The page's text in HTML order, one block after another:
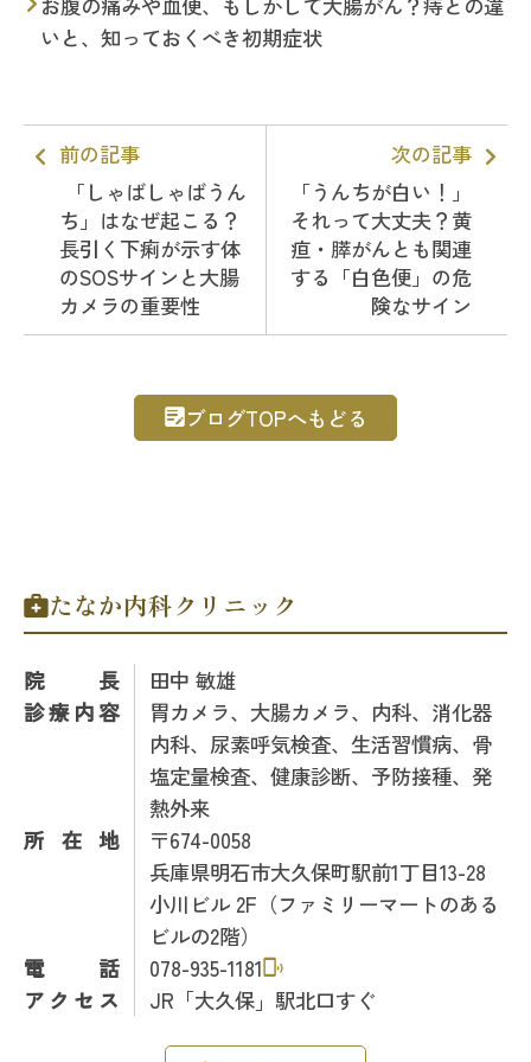
いと、知っておくべき初期症状
前の記事
「しゃばしゃばうん
ち」はなぜ起こる？
長引く下痢が示す体
のSOSサインと大腸
カメラの重要性
次の記事
「うんちが白い！」
それって大丈夫？黄
疸・膵がんとも関連
する「白色便」の危
険なサイン
ブログTOPへもどる
たなか内科クリニック
院長
田中 敏雄
診療内容
胃カメラ、大腸カメラ、内科、消化器
内科、尿素呼気検査、生活習慣病、骨
塩定量検査、健康診断、予防接種、発
熱外来
所在地
〒674-0058
兵庫県明石市大久保町駅前1丁目13-28
小川ビル 2F（ファミリーマートのある
ビルの2階）
電話
078-935-1181
アクセス
JR「大久保」駅北口すぐ